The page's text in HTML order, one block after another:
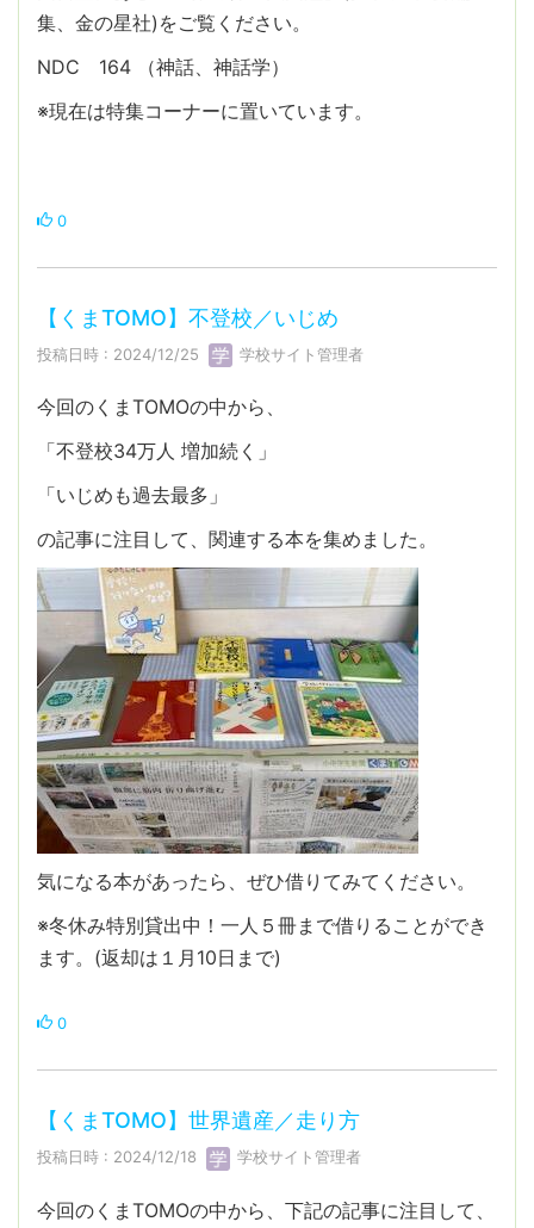
集、金の星社)をご覧ください。
NDC 164 （神話、神話学）
※現在は特集コーナーに置いています。
0
【くまTOMO】不登校／いじめ
投稿日時 : 2024/12/25 学校サイト管理者
今回のくまTOMOの中から、
「不登校34万人 増加続く」
「いじめも過去最多」
の記事に注目して、関連する本を集めました。
気になる本があったら、ぜひ借りてみてください。
※冬休み特別貸出中！一人５冊まで借りることができ
ます。(返却は１月10日まで)
0
【くまTOMO】世界遺産／走り方
投稿日時 : 2024/12/18 学校サイト管理者
今回のくまTOMOの中から、下記の記事に注目して、